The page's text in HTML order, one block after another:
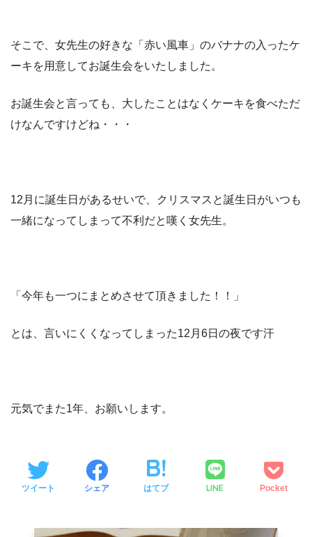
そこで、女先生の好きな「赤い風車」のバナナの入ったケ
ーキを用意してお誕生会をいたしました。
お誕生会と言っても、大したことはなくケーキを食べただ
けなんですけどね・・・
12月に誕生日があるせいで、クリスマスと誕生日がいつも
一緒になってしまって不利だと嘆く女先生。
「今年も一つにまとめさせて頂きました！！」
とは、言いにくくなってしまった12月6日の夜です汗
元気でまた1年、お願いします。
ツイート シェア はてブ LINE Pocket